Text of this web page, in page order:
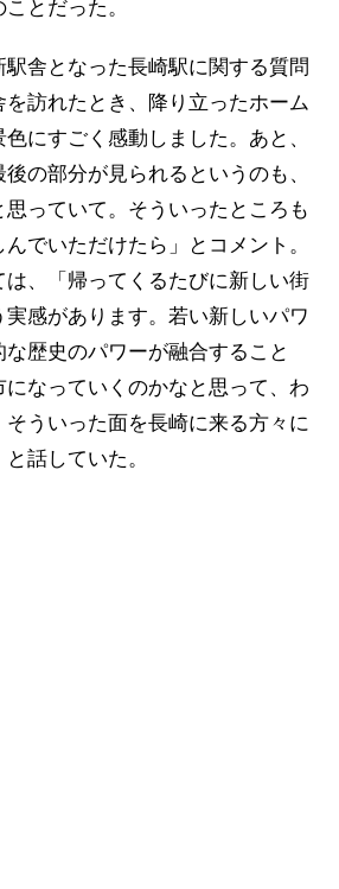
とだった。
舎となった長崎駅に関する質問
訪れたとき、降り立ったホーム
にすごく感動しました。あと、
の部分が見られるというのも、
っていて。そういったところも
でいただけたら」とコメント。
、「帰ってくるたびに新しい街
感があります。若い新しいパワ
歴史のパワーが融合すること
なっていくのかなと思って、わ
そういった面を長崎に来る方々に
話していた。